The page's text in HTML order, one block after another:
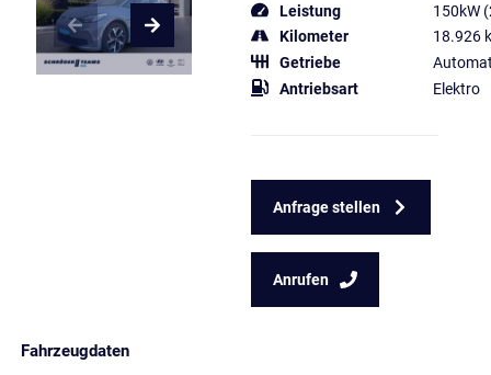
Leistung
150kW
Kilometer
18.926
Getriebe
Antriebsart
Elektro
Anfrage stellen
Anrufen
Fahrzeugdaten